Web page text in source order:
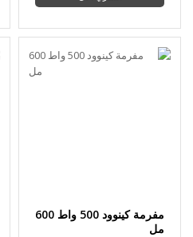
مفرمة كينوود 500 واط 600
مل